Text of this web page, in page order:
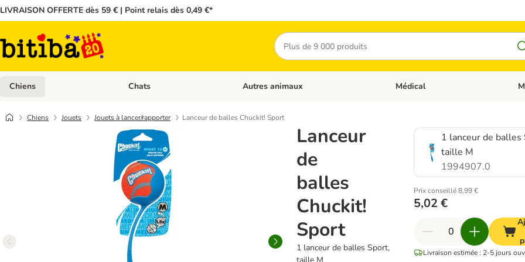
LIVRAISON OFFERTE dès 59 € | Point relais dès 0,49 €*
Rechercher
Chiens Dérouler les catégories: Chiens
Chats Dérouler les catégories: Chats
Autres animaux Dérouler les catégories: Autres
Médical
Chiens Jouets Jouets à lancer/rapporter Lanceur de balles Chuckit! Sport
Lanceur
de
balles
Chuckit!
Sport
1 lanceur de balles Sport,
1 lanceur de balles
taille M
1994907.0
Prix conseillé 8,99 €
5,02 €
Livraison estimée : 2-5 jours